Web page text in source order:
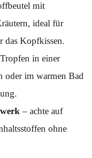
mit
ideal für
das Kopfkissen.
in einer
oder im warmen Bad
– achte auf
ohne